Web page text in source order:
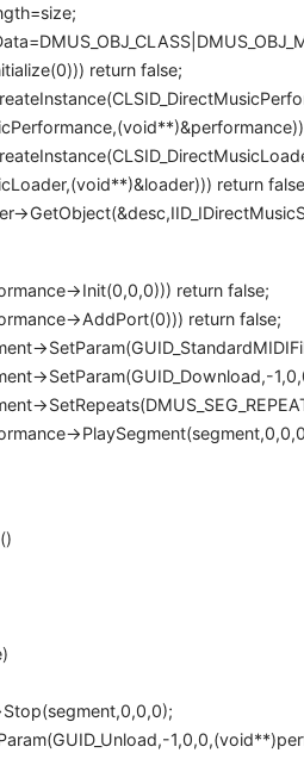
return false;
return
>Init(0,0,0))) return false;
>AddPort(0))) return false;
>SetParam(GUID_Download,-